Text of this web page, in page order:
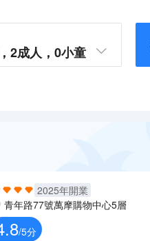
2成人， 0小童
2025年開業
青年路77號萬摩購物中心5層
/5分